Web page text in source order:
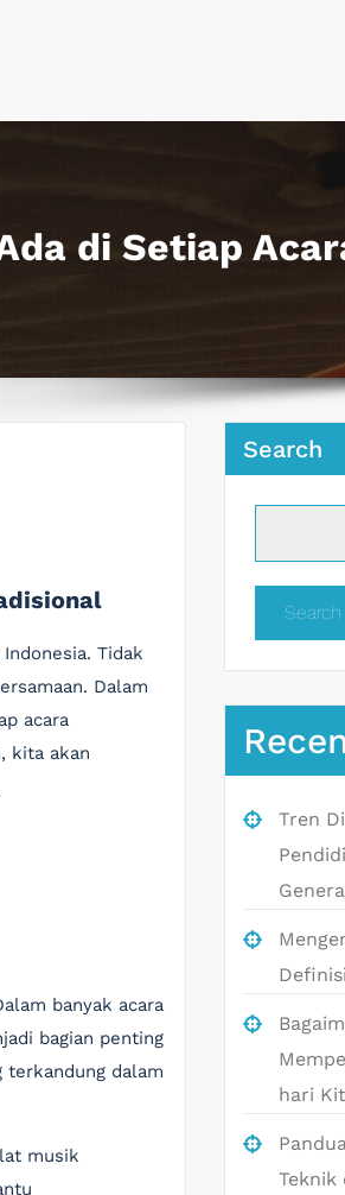
di Setiap
Tidak
Dalam
acara
kita akan
banyak acara
bagian penting
terkandung dalam
musik
Search
Search
Tren
hari
Teknik